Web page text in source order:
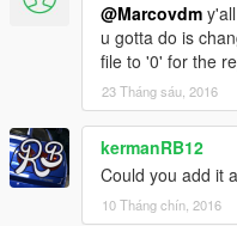
@Marcovdm
u gotta do is
file to '0' for the
23 Tháng sáu, 2016
kermanRB12
Could you add it
10 Tháng chín, 2016